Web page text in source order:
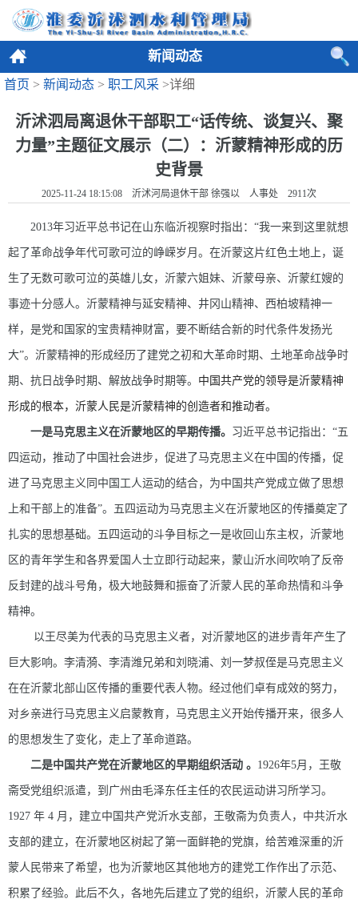
新闻动态
首页 > 新闻动态 > 职工风采 >详细
沂沭泗局离退休干部职工“话传统、谈复兴、聚
力量”主题征文展示（二）：沂蒙精神形成的历
史背景
2025-11-24 18:15:08 沂沭河局退休干部 徐强以 人事处 2911次
2013年习近平总书记在山东临沂视察时指出：“我一来到这里就想
起了革命战争年代可歌可泣的峥嵘岁月。在沂蒙这片红色土地上，诞
生了无数可歌可泣的英雄儿女，沂蒙六姐妹、沂蒙母亲、沂蒙红嫂的
事迹十分感人。沂蒙精神与延安精神、井冈山精神、西柏坡精神一
样，是党和国家的宝贵精神财富，要不断结合新的时代条件发扬光
大”。沂蒙精神的形成经历了建党之初和大革命时期、土地革命战争时
期、抗日战争时期、解放战争时期等。 中国共产党的领导是沂蒙精神
形成的根本，沂蒙人民是沂蒙精神的创造者和推动者。
一是马克思主义在沂蒙地区的早期传播。 习近平总书记指出：“五
四运动，推动了中国社会进步，促进了马克思主义在中国的传播，促
进了马克思主义同中国工人运动的结合，为中国共产党成立做了思想
上和干部上的准备”。五四运动为马克思主义在沂蒙地区的传播奠定了
扎实的思想基础。五四运动的斗争目标之一是收回山东主权，沂蒙地
区的青年学生和各界爱国人士立即行动起来，蒙山沂水间吹响了反帝
反封建的战斗号角，极大地鼓舞和振奋了沂蒙人民的革命热情和斗争
精神。
以王尽美为代表的马克思主义者，对沂蒙地区的进步青年产生了
巨大影响。李清漪、李清潍兄弟和刘晓浦、刘一梦叔侄是马克思主义
在在沂蒙北部山区传播的重要代表人物。经过他们卓有成效的努力，
对乡亲进行马克思主义启蒙教育，马克思主义开始传播开来，很多人
的思想发生了变化，走上了革命道路。
二是中国共产党在沂蒙地区的早期组织活动 。 1926年5月，王敬
斋受党组织派遣，到广州由毛泽东任主任的农民运动讲习所学习。
1927 年 4 月，建立中国共产党沂水支部，王敬斋为负责人，中共沂水
支部的建立，在沂蒙地区树起了第一面鲜艳的党旗，给苦难深重的沂
蒙人民带来了希望，也为沂蒙地区其他地方的建党工作作出了示范、
积累了经验。此后不久，各地先后建立了党的组织，沂蒙人民的革命